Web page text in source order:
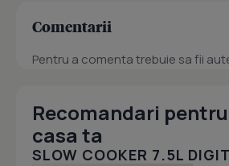
Comentarii
Pentru a comenta trebuie sa fii
Recomandari
casa ta
SLOW COOKER 7.5L